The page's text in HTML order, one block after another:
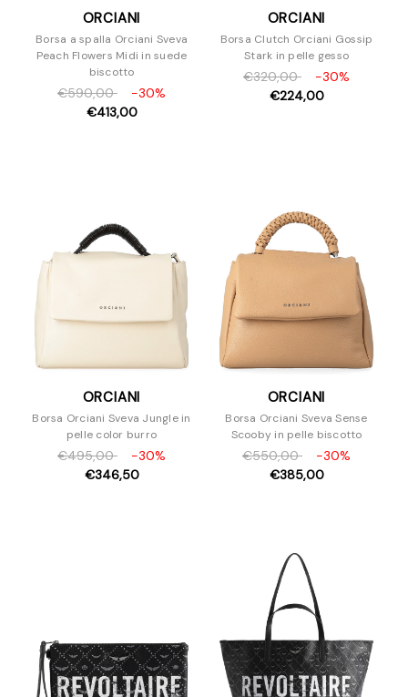
ORCIANI
Borsa a spalla Orciani Sveva
Peach Flowers Midi in suede
biscotto
€590,00
-30%
€413,00
ORCIANI
Borsa Clutch Orciani Gossip
Stark in pelle gesso
€320,00
-30%
€224,00
ORCIANI
Borsa Orciani Sveva Jungle in
pelle color burro
€495,00
-30%
€346,50
ORCIANI
Borsa Orciani Sveva Sense
Scooby in pelle biscotto
€550,00
-30%
€385,00